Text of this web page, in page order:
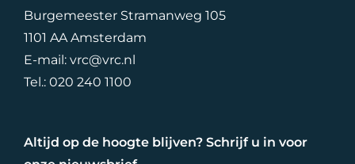
Burgemeester Stramanweg 105
1101 AA Amsterdam
E-mail:vrc@vrc.nl
Tel.:020 240 1100
Altijd op de hoogte blijven? Schrijf u in voor